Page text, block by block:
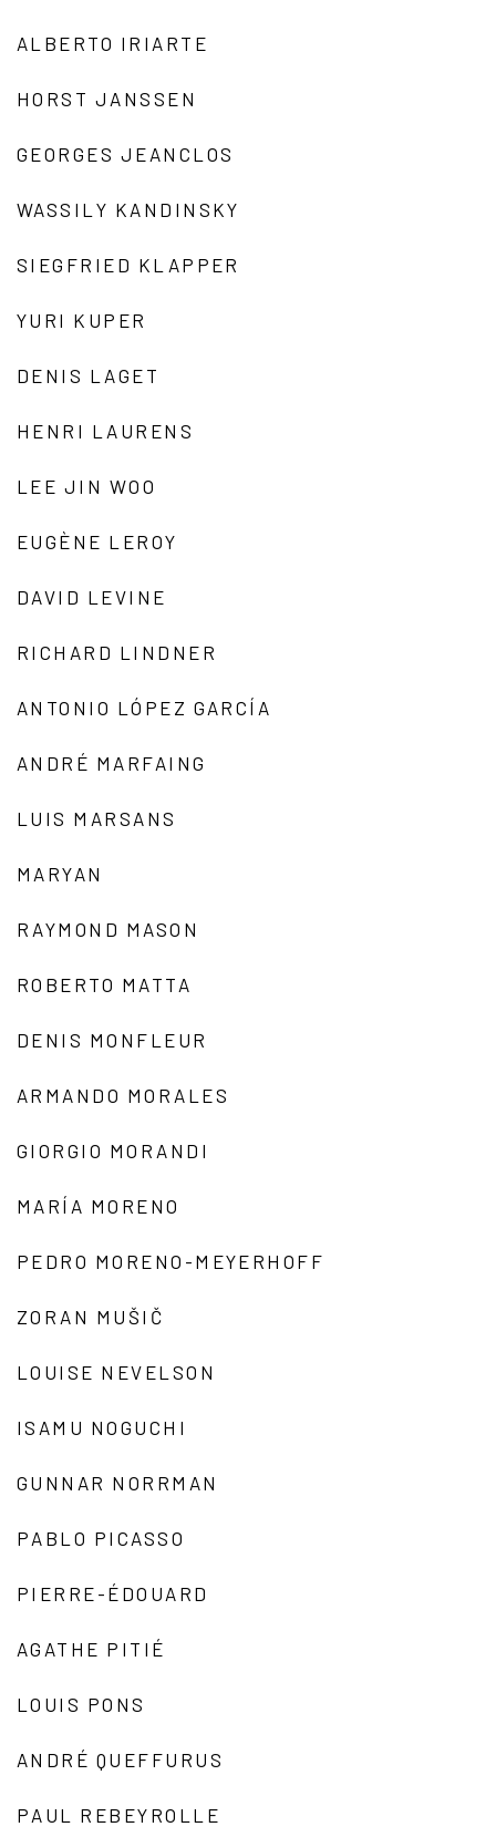
ALBERTO IRIARTE
HORST JANSSEN
GEORGES JEANCLOS
WASSILY KANDINSKY
SIEGFRIED KLAPPER
YURI KUPER
DENIS LAGET
HENRI LAURENS
LEE JIN WOO
EUGÈNE LEROY
DAVID LEVINE
RICHARD LINDNER
ANTONIO LÓPEZ GARCÍA
ANDRÉ MARFAING
LUIS MARSANS
MARYAN
RAYMOND MASON
ROBERTO MATTA
DENIS MONFLEUR
ARMANDO MORALES
GIORGIO MORANDI
MARÍA MORENO
PEDRO MORENO-MEYERHOFF
ZORAN MUŠIČ
LOUISE NEVELSON
ISAMU NOGUCHI
GUNNAR NORRMAN
PABLO PICASSO
PIERRE-ÉDOUARD
AGATHE PITIÉ
LOUIS PONS
ANDRÉ QUEFFURUS
PAUL REBEYROLLE